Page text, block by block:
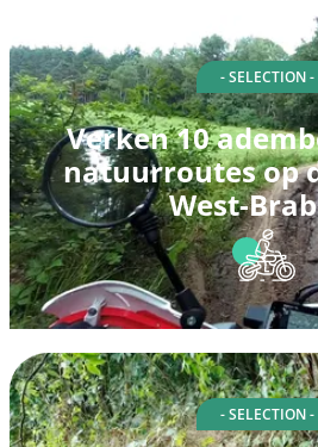
- SELECTION -
Verken 10
natuurroutes op
West-
- SELECTION -